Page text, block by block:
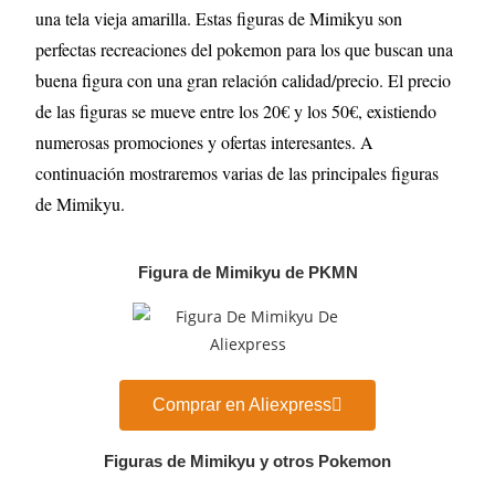
una tela vieja amarilla. Estas figuras de Mimikyu son
perfectas recreaciones del pokemon para los que buscan una
buena figura con una gran relación calidad/precio. El precio
de las figuras se mueve entre los 20€ y los 50€, existiendo
numerosas promociones y ofertas interesantes. A
continuación mostraremos varias de las principales figuras
de Mimikyu.
Figura de Mimikyu de PKMN
Comprar en Aliexpress
Figuras de Mimikyu y otros Pokemon